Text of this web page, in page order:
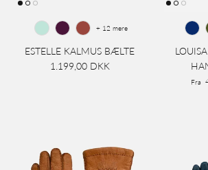
ESTELLE KALMUS BÆLTE
1.199,00 DKK
+ 12 mere
Fra